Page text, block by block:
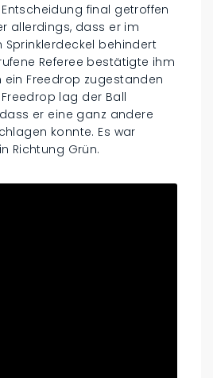
final getroffen
allerdings, dass er im
Sprinklerdeckel behindert
Referee bestätigte ihm
ein Freedrop zugestanden
lag der Ball
er eine ganz andere
konnte. Es war
Richtung Grün.